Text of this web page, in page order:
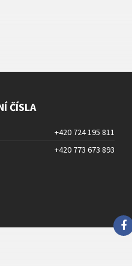
ČÍSLA
+420 724 195 811
+420 773 673 893